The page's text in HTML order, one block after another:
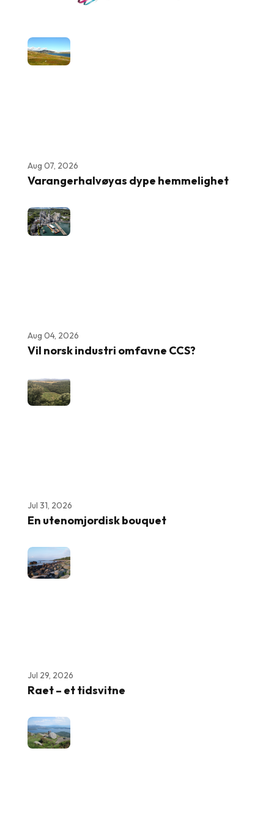
Aug 07, 2026
Varangerhalvøyas dype hemmelighet
Aug 04, 2026
Vil norsk industri omfavne CCS?
Jul 31, 2026
En utenomjordisk bouquet
Jul 29, 2026
Raet – et tidsvitne